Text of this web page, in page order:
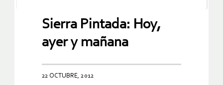
Sierra Pintada: Hoy,
ayer y mañana
22 OCTUBRE, 2012